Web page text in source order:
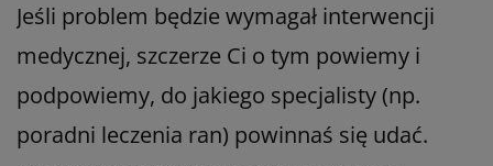
Jeśli problem będzie wymagał interwencji
medycznej, szczerze Ci o tym powiemy i
podpowiemy, do jakiego specjalisty (np.
poradni leczenia ran) powinnaś się udać.